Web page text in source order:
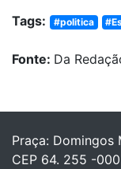
Tags: #politica
Fonte: Da
Praça: Domingos
CEP 64. 255 -